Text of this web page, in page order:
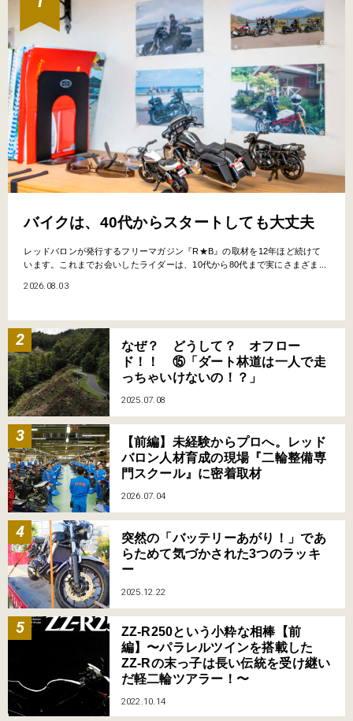
バイクは、40代からスタートしても大丈夫
レッドバロンが発行するフリーマガジン『R★B』の取材を12年ほど続けて
います。これまでお会いしたライダーは、10代から80代まで実にさまざま...
2026.08.03
なぜ？ どうして？ オフロー
ド！！ ⑮「ダート林道は一人で走
っちゃいけないの！？」
2025.07.08
【前編】未経験からプロへ。レッド
バロン人材育成の現場『二輪整備専
門スクール』に密着取材
2026.07.04
突然の「バッテリーあがり！」であ
らためて気づかされた3つのラッキ
ー
2025.12.22
ZZ-R250という小粋な相棒【前
編】〜パラレルツインを搭載した
ZZ-Rの末っ子は長い伝統を受け継い
だ軽二輪ツアラー！〜
2022.10.14